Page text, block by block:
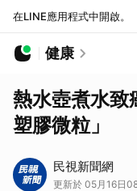
在LINE應用程式中開啟。
健康
熱水壺煮水
塑膠微粒」
民視新聞網
更新於 05月16日